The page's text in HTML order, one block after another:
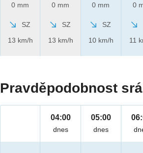
0 mm
SZ
13 km/h
0 mm
SZ
13 km/h
0 mm
SZ
10 km/h
0
11
Pravděpodobnost
04:00
dnes
05:00
dnes